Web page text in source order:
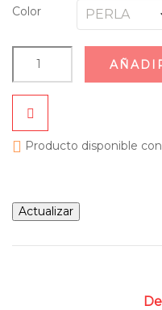
Color
 Producto disponible